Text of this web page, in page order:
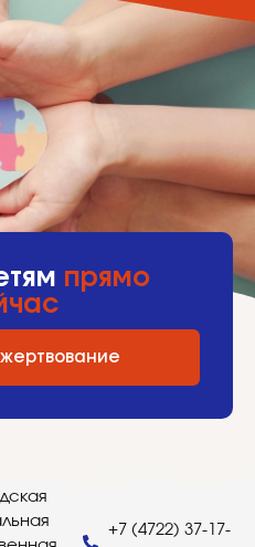
прямо
+7 (4722) 37-17-